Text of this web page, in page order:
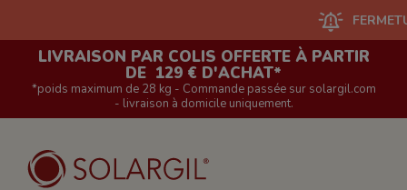
FERMETURE
LIVRAISON PAR COLIS OFFERTE À PARTIR
DE 129 € D'ACHAT*
*poids maximum de 28 kg - Commande passée sur solargil.com
- livraison à domicile uniquement.